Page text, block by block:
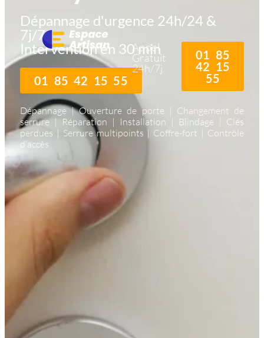
Appel
Gratuit
24h/7j
01 85
42 15
55
Dépannage d'urgence 24h/24 &
7j/7
Intervention en 30 min
01 85 42 15 55
Dépannage | Ouverture de porte | Changement de
serrure | Réparation | Installation | Blindage | Clés
perdues | Serrure multipoints | Coffre-fort | Contrôle
d’accès